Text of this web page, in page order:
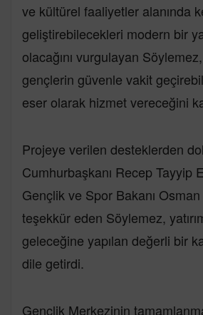
ve kültürel faaliyetler alanında
geliştirebilecekleri modern bir
olacağını vurgulayan
gençlerin güvenle vakit
eser olarak hizmet vereceğini
Projeye verilen desteklerden
Cumhurbaşkanı Recep Tayyip
Gençlik ve Spor Bakanı Osman
teşekkür eden Söylemez,
geleceğine yapılan değerli bir
dile getirdi.
Gençlik Merkezinin